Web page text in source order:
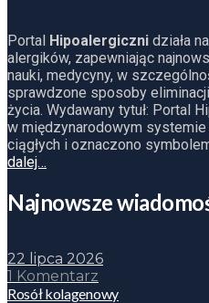
Portal Hipoalergiczni działa
alergików, zapewniając
nauki, medycyny, w
sprawdzone sposoby
życia. Wydawany tytuł: Portal
w międzynarodowym
ciągłych i oznaczono
dalej…
Najnowsze
22 lipca 2026
1 Komentarz
Rosół kolagenowy